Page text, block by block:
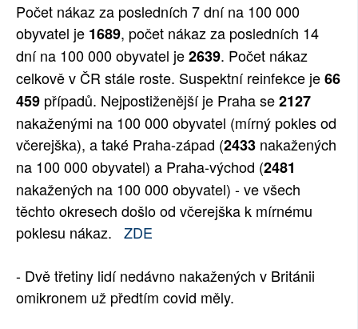
Počet nákaz za posledních 7 dní na 100 000
obyvatel je 1689, počet nákaz za posledních 14
dní na 100 000 obyvatel je2639. Počet nákaz
celkově v ČR stále roste. Suspektní reinfekce je66
459 případů. Nejpostiženější je Praha se2127
nakaženými na 100 000 obyvatel (mírný pokles od
včerejška), a také Praha-západ (2433 nakažených
na 100 000 obyvatel) a Praha-východ (2481
nakažených na 100 000 obyvatel) - ve všech
těchto okresech došlo od včerejška k mírnému
poklesu nákaz. ZDE
- Dvě třetiny lidí nedávno nakažených v Británii
omikronem už předtím covid měly.